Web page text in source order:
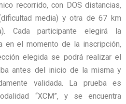
recorrido, con DOS distancias,
media) y otra de 67 km
Cada participante elegirá la
en el momento de la inscripción,
elegida se podrá realizar el
antes del inicio de la misma y
validada. La prueba es
“XCM”, y se encuentra